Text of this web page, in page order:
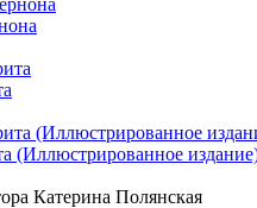
(Иллюстрированное
Катерина Полянская